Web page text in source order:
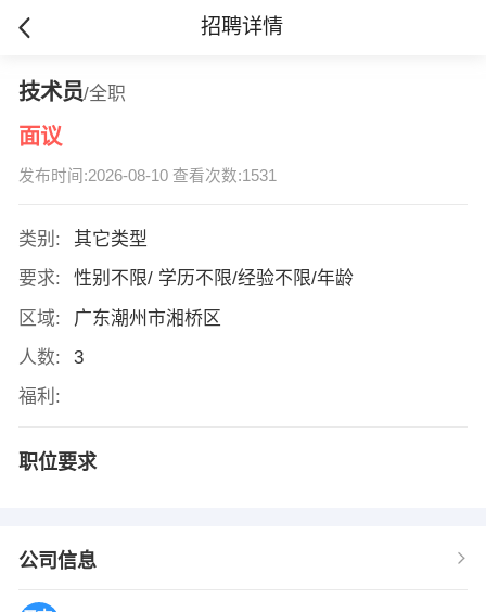
招聘详情
技术员/全职
面议
发布时间:2026-08-10 查看次数:1531
类别:
其它类型
要求:
性别不限/ 学历不限/经验不限/年龄
区域:
广东潮州市湘桥区
人数:
3
福利:
职位要求
公司信息